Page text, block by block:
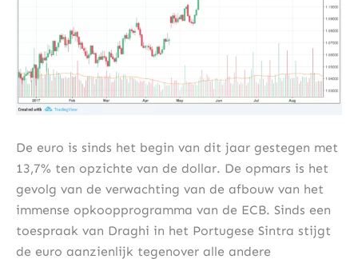
De euro is sinds het begin van dit jaar gestegen met
13,7% ten opzichte van de dollar. De opmars is het
gevolg van de verwachting van de afbouw van het
immense opkoopprogramma van de ECB. Sinds een
toespraak van Draghi in het Portugese Sintra stijgt
de euro aanzienlijk tegenover alle andere